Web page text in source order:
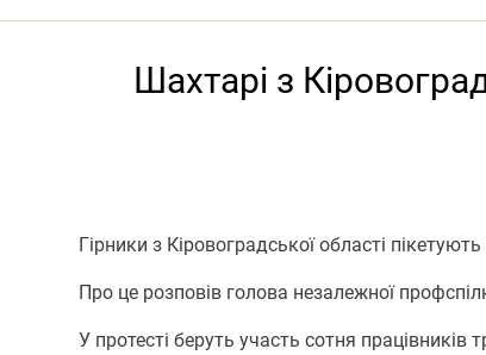
Шахтарі з
Гірники з Кіровоградської області
Про це розповів голова незалежної
У протесті беруть участь сотня